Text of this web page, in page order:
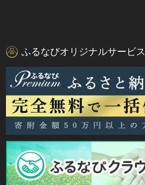
ふるなびオリジナルサービス